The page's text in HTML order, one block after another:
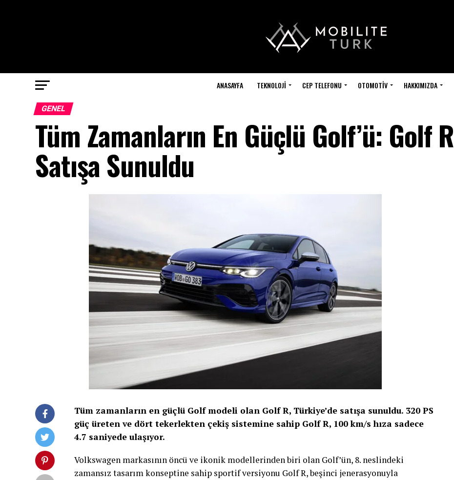
ANASAYFA TEKNOLOJI CEP TELEFONU OTOMOTIV HAKKIMIZDA
GENEL
Tüm Zamanların En Güçlü Golf’ü: Golf R
Satışa Sunuldu
Tüm zamanların en güçlü Golf modeli olan Golf R, Türkiye’de satışa sunuldu. 320 PS
güç üreten ve dört tekerlekten çekiş sistemine sahip Golf R, 100 km/s hıza sadece
4.7 saniyede ulaşıyor.
Volkswagen markasının öncü ve ikonik modellerinden biri olan Golf’ün, 8. neslindeki
zamansız tasarım konseptine sahip sportif versiyonu Golf R, beşinci jenerasyonuyla